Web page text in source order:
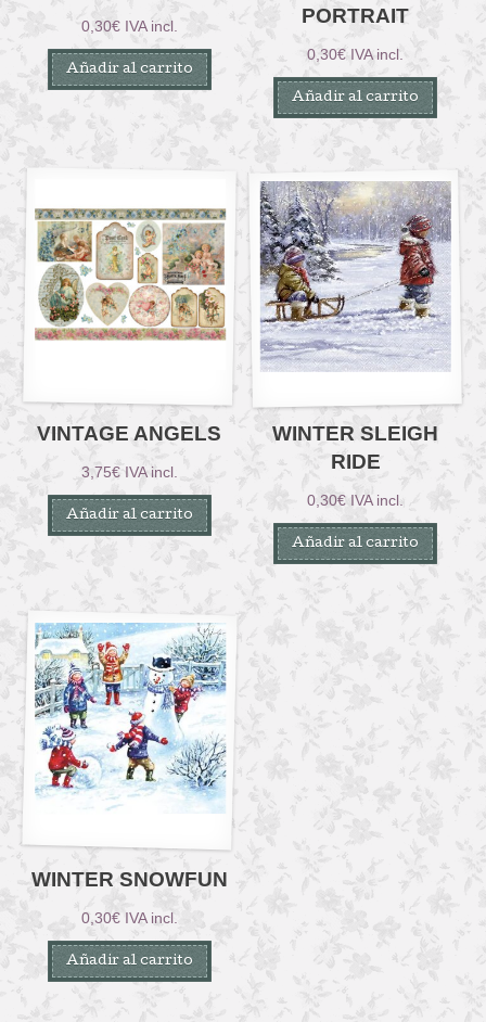
0,30€ IVA incl.
Añadir al carrito
PORTRAIT
0,30€ IVA incl.
Añadir al carrito
VINTAGE ANGELS
3,75€ IVA incl.
Añadir al carrito
WINTER SLEIGH
RIDE
0,30€ IVA incl.
Añadir al carrito
WINTER SNOWFUN
0,30€ IVA incl.
Añadir al carrito